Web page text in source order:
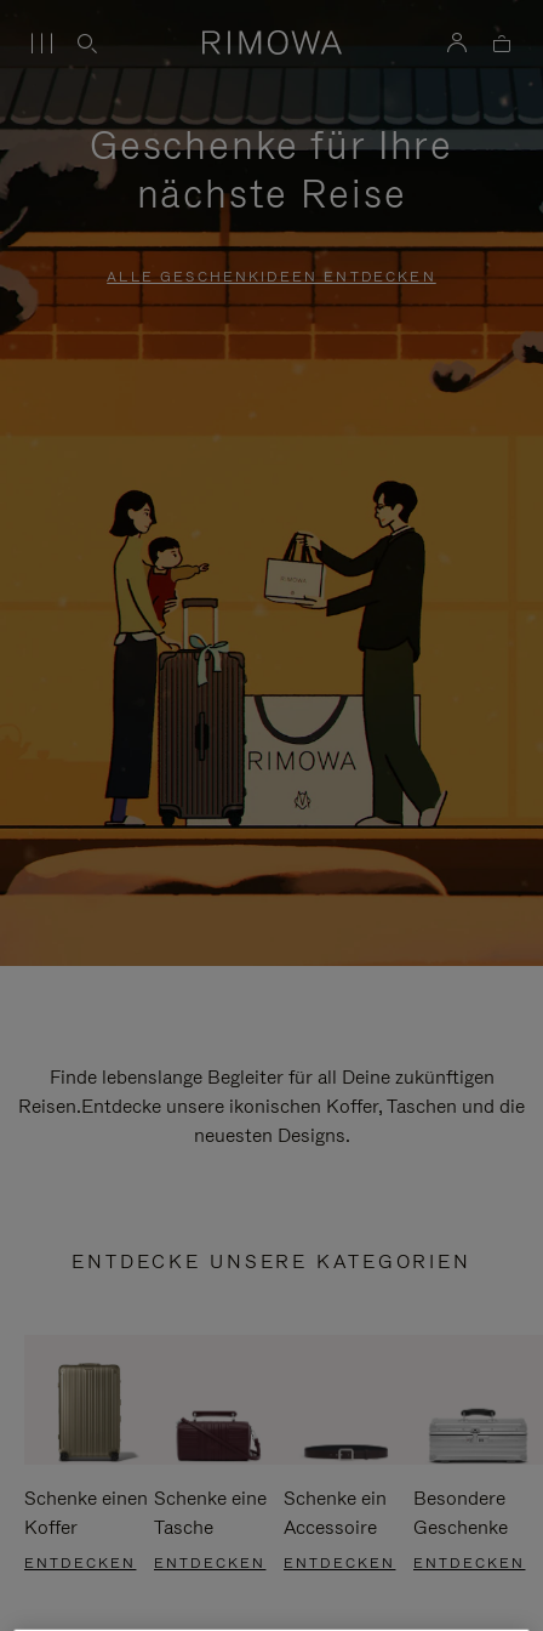
Geschenke für Ihre
nächste Reise
ALLE GESCHENKIDEEN ENTDECKEN
Finde lebenslange Begleiter für all Deine zukünftigen
Reisen.Entdecke unsere ikonischen Koffer, Taschen und die
neuesten Designs.
ENTDECKE UNSERE KATEGORIEN
Schenke einen
Koffer
ENTDECKEN
Schenke eine
Tasche
ENTDECKEN
Schenke ein
Accessoire
ENTDECKEN
Besondere
Geschenke
ENTDECKEN